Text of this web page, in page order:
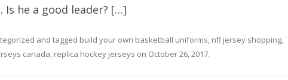
he a good leader? […]
and tagged build your own basketball uniforms, nfl jersey shopping,
canada, replica hockey jerseys on October 26, 2017.